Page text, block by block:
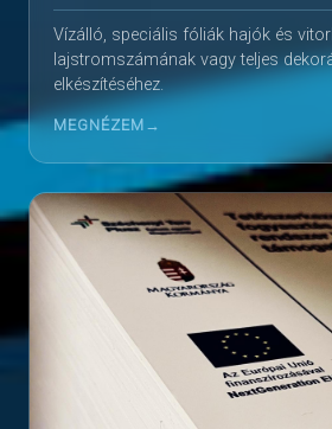
Vízálló, speciális fóliák hajók és
lajstromszámának vagy teljes
elkészítéséhez.
MEGNÉZEM